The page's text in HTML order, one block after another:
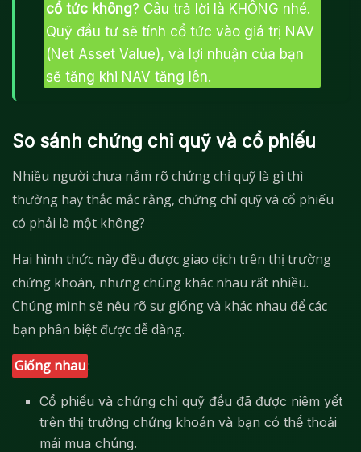
cổ tức không? Câu trả lời là KHÔNG nhé.
Quỹ đầu tư sẽ tính cổ tức vào giá trị NAV
(Net Asset Value), và lợi nhuận của bạn
sẽ tăng khi NAV tăng lên.
So sánh chứng chỉ quỹ và cổ phiếu
Nhiều người chưa nắm rõ chứng chỉ quỹ là gì thì
thường hay thắc mắc rằng, chứng chỉ quỹ và cổ phiếu
có phải là một không?
Hai hình thức này đều được giao dịch trên thị trường
chứng khoán, nhưng chúng khác nhau rất nhiều.
Chúng mình sẽ nêu rõ sự giống và khác nhau để các
bạn phân biệt được dễ dàng.
Giống nhau:
Cổ phiếu và chứng chỉ quỹ đều đã được niêm yết
trên thị trường chứng khoán và bạn có thể thoải
mái mua chúng.